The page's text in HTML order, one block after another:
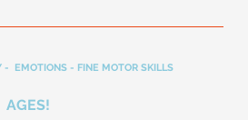
- EMOTIONS - FINE MOTOR SKILLS
AGES!